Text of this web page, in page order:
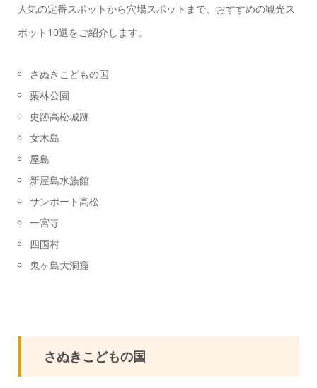
人気の定番スポットから穴場スポットまで、おすすめの観光ス
ポット10選をご紹介します。
さぬきこどもの国
栗林公園
史跡高松城跡
女木島
屋島
新屋島水族館
サンポート高松
一宮寺
四国村
鬼ヶ島大洞窟
さぬきこどもの国